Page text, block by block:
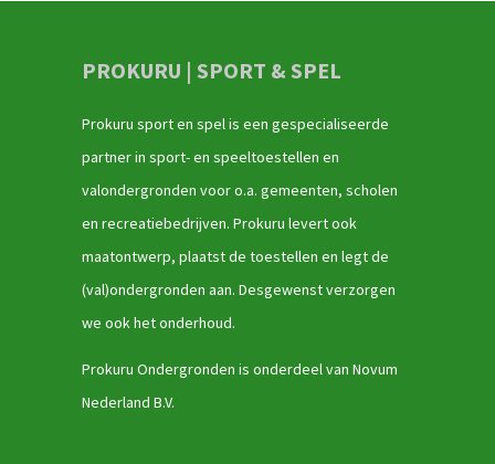
PROKURU | SPORT & SPEL
Prokuru sport en spel is een gespecialiseerde
partner in sport- en speeltoestellen en
valondergronden voor o.a. gemeenten, scholen
en recreatiebedrijven. Prokuru levert ook
maatontwerp, plaatst de toestellen en legt de
(val)ondergronden aan. Desgewenst verzorgen
we ook het onderhoud.
Prokuru Ondergronden is onderdeel van Novum
Nederland B.V.